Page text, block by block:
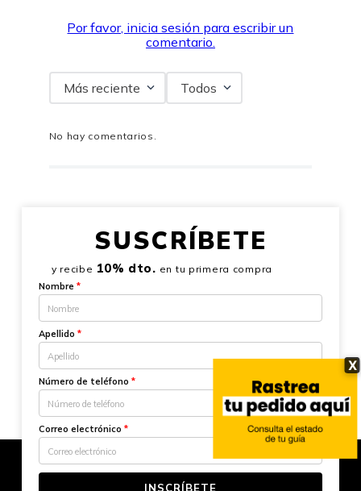
X
Por favor, inicia sesión para escribir un
comentario.
Más reciente Todos
No hay comentarios.
SUSCRÍBETE
y recibe 10% dto. en tu primera compra
Nombre *
Apellido *
Número de teléfono *
Correo electrónico *
INSCRÍBETE